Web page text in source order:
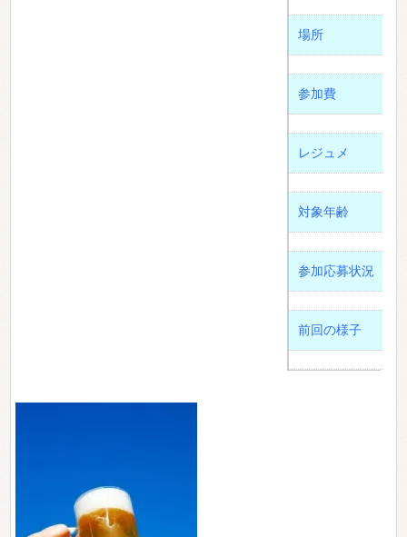
場所
参加費
レジュメ
対象年齢
参加応募状況
前回の様子